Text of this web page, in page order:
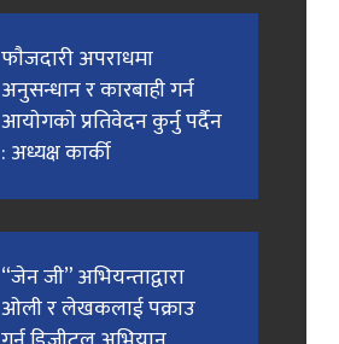
फाैजदारी अपराधमा
अनुसन्धान र कारबाही गर्न
आयाेगकाे प्रतिवेदन कुर्नु पर्दैन
: अध्यक्ष कार्की
“जेन जी” अभियन्ताद्वारा
ओली र लेखकलाई पक्राउ